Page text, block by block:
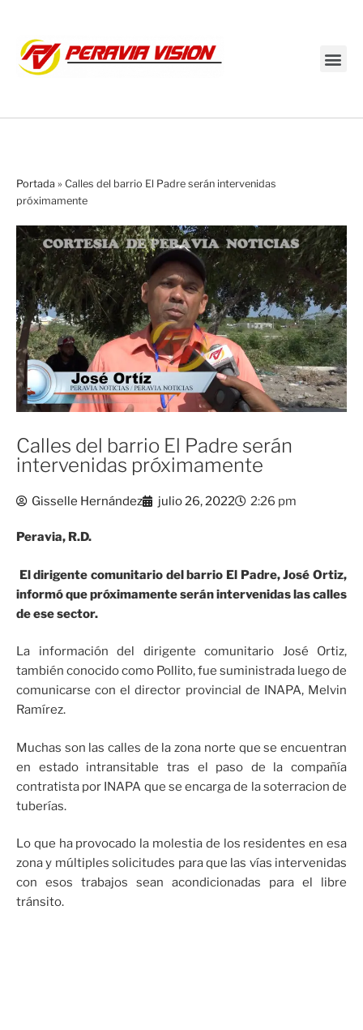
Portada » Calles del barrio El Padre serán intervenidas
próximamente
Calles del barrio El Padre serán
intervenidas próximamente
Gisselle Hernández julio 26, 2022 2:26 pm
Peravia, R.D.
El dirigente comunitario del barrio El Padre, José Ortiz,
informó que próximamente serán intervenidas las calles
de ese sector.
La información del dirigente comunitario José Ortiz,
también conocido como Pollito, fue suministrada luego de
comunicarse con el director provincial de INAPA, Melvin
Ramírez.
Muchas son las calles de la zona norte que se encuentran
en estado intransitable tras el paso de la compañía
contratista por INAPA que se encarga de la soterracion de
tuberías.
Lo que ha provocado la molestia de los residentes en esa
zona y múltiples solicitudes para que las vías intervenidas
con esos trabajos sean acondicionadas para el libre
tránsito.